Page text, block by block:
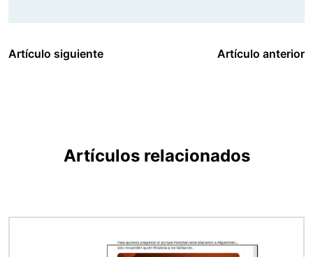
Artículo siguiente Artículo anterior
Artículos relacionados